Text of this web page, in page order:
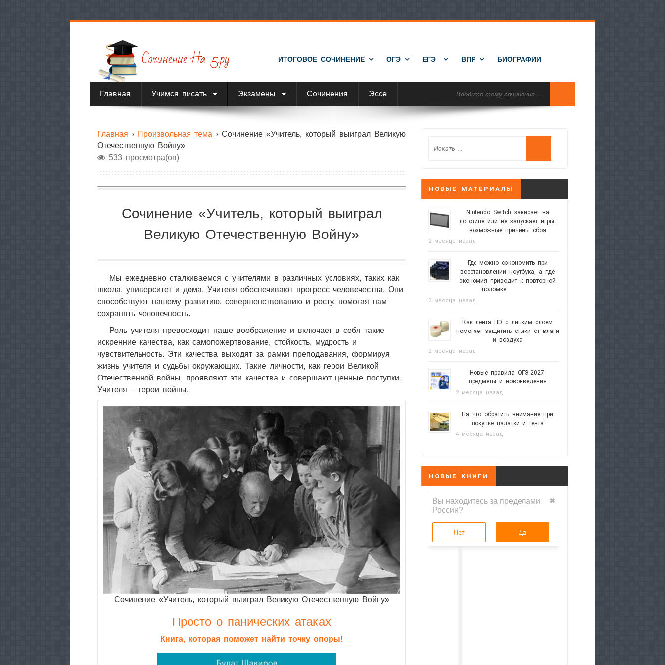
ИТОГОВОЕ СОЧИНЕНИЕ ОГЭ ЕГЭ ВПР БИОГРАФИИ
Главная Учимся писать Экзамены Сочинения Эссе
Главная › Произвольная тема ›Сочинение «Учитель, который выиграл Великую
Отечественную Войну»
533 просмотра(ов)
Сочинение «Учитель, который выиграл
Великую Отечественную Войну»
Мы ежедневно сталкиваемся с учителями в различных условиях, таких как
школа, университет и дома. Учителя обеспечивают прогресс человечества. Они
способствуют нашему развитию, совершенствованию и росту, помогая нам
сохранять человечность.
Роль учителя превосходит наше воображение и включает в себя такие
искренние качества, как самопожертвование, стойкость, мудрость и
чувствительность. Эти качества выходят за рамки преподавания, формируя
жизнь учителя и судьбы окружающих. Такие личности, как герои Великой
Отечественной войны, проявляют эти качества и совершают ценные поступки.
Учителя – герои войны.
Сочинение «Учитель, который выиграл Великую Отечественную Войну»
Просто о панических атаках
Книга, которая поможет найти точку опоры!
НОВЫЕ МАТЕРИАЛЫ
Nintendo Switch зависает на
логотипе или не запускает игры:
возможные причины сбоя
2 месяца назад
Где можно сэкономить при
восстановлении ноутбука, а где
экономия приводит к повторной
поломке
2 месяца назад
Как лента ПЭ с липким слоем
помогает защитить стыки от влаги
и воздуха
2 месяца назад
Новые правила ОГЭ-2027:
предметы и нововведения
2 месяца назад
На что обратить внимание при
покупке палатки и тента
4 месяца назад
НОВЫЕ КНИГИ